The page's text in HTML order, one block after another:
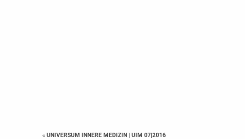
« UNIVERSUM INNERE MEDIZIN | UIM 07|2016